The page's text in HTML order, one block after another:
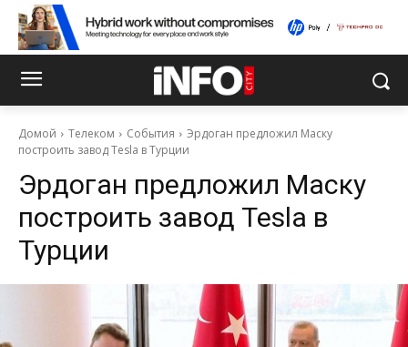
Домой Телеком События
Эрдоган предложил Маску
построить завод Tesla в Турции
Эрдоган предложил Маску
построить завод Tesla в
Турции